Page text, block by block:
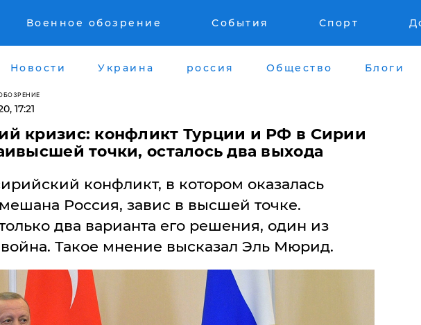
Военное обозрение События Спорт
Новости Украина россия Общество Блоги
17:21
кризис: конфликт Турции и РФ в Сирии
точки, осталось два выхода
конфликт, в котором оказалась
Россия, завис в высшей точке.
два варианта его решения, один из
Такое мнение высказал Эль Мюрид.